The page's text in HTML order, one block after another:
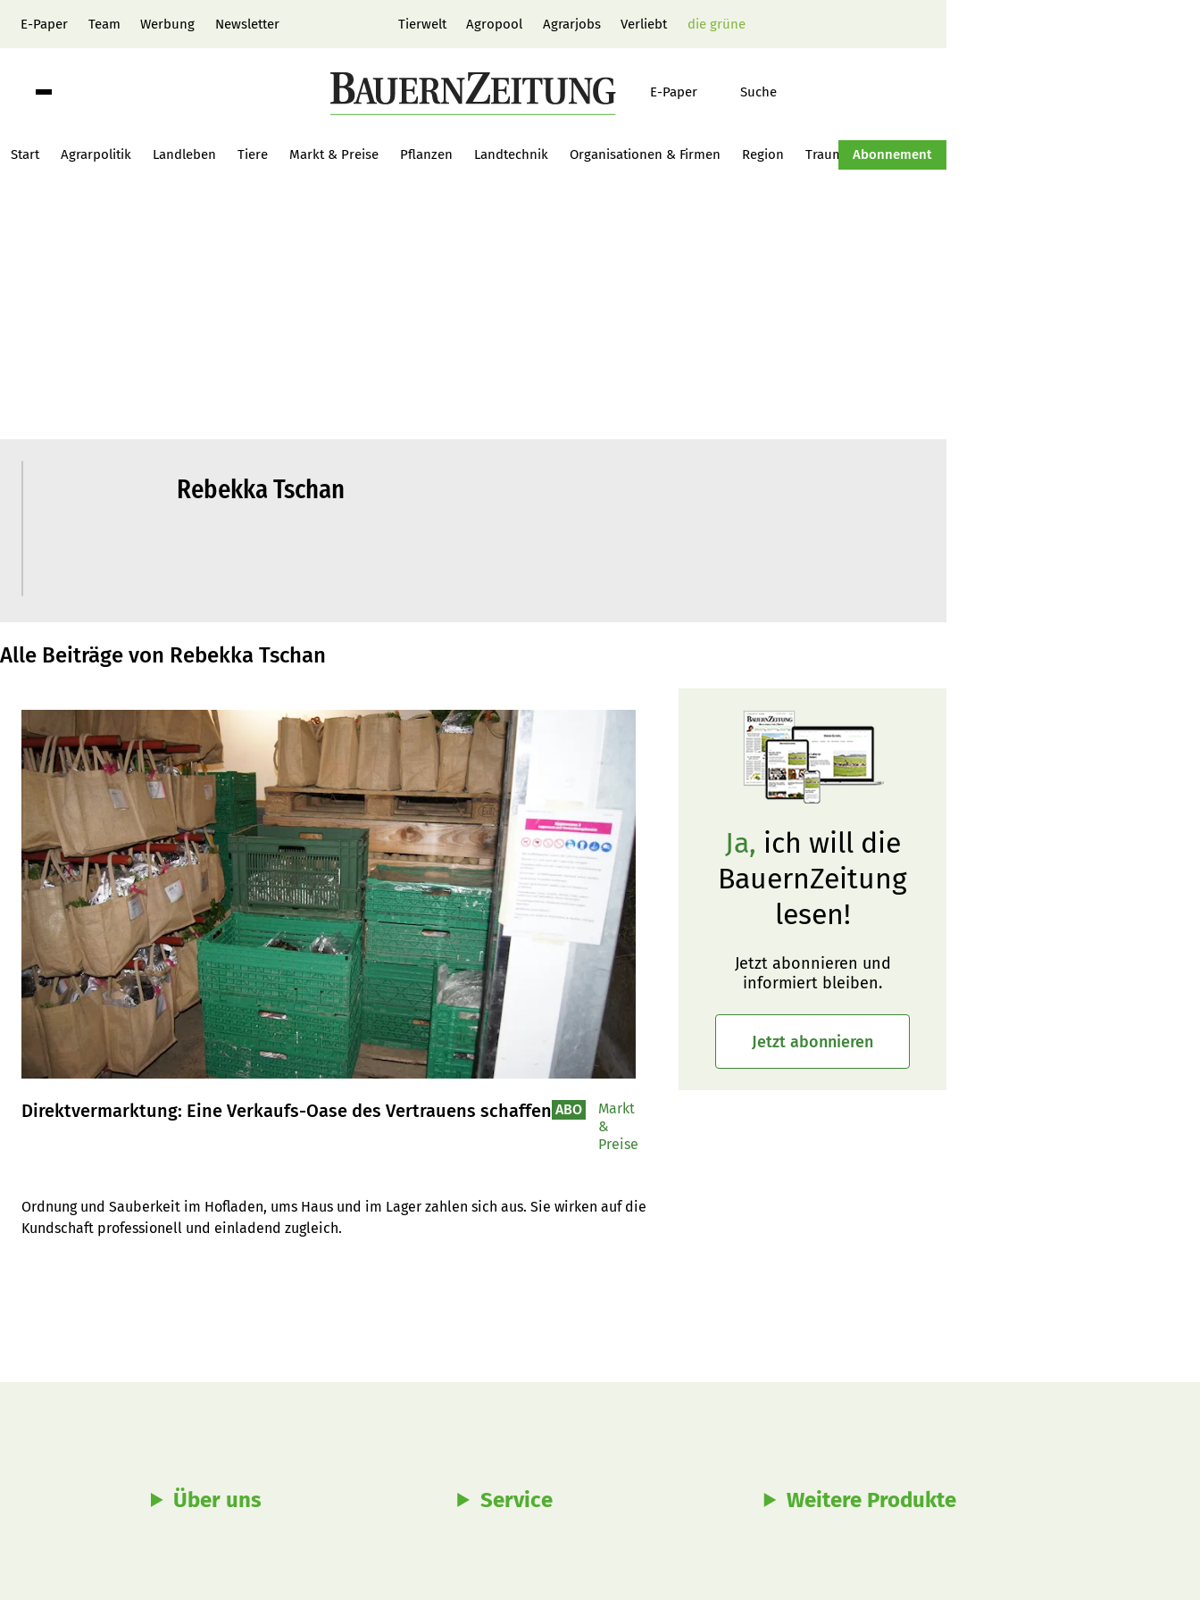
E-Paper Team Werbung Newsletter Tierwelt Agropool Agrarjobs Verliebt die grüne
E-Paper Suche
Start Agrarpolitik Landleben Tiere Markt & Preise Pflanzen Landtechnik Organisationen & Firmen Region Traumtraktor Hof-Management
Abonnement
Rebekka Tschan
Alle Beiträge von Rebekka Tschan
Direktvermarktung: Eine Verkaufs-Oase des Vertrauens schaffen
Ordnung und Sauberkeit im Hofladen, ums Haus und im Lager zahlen sich aus. Sie wirken auf die
Kundschaft professionell und einladend zugleich.
ABO
Markt
&
Preise
Ja, ich will die
BauernZeitung
lesen!
Jetzt abonnieren und
informiert bleiben.
Jetzt abonnieren
Über uns Service Weitere Produkte